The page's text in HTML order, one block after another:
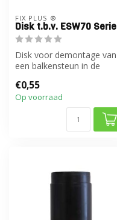
FIX PLUS ®
Disk t.b.v. ESW70 Serie
Disk voor demontage van
een balkensteun in de
€0,55
Op voorraad